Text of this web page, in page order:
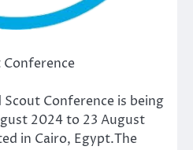
Conference is being
2024 to 23 August
in Cairo, Egypt.The